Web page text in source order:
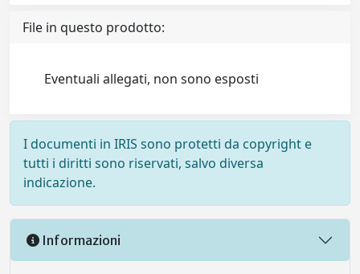
File in questo prodotto:
Eventuali allegati, non sono esposti
I documenti in IRIS sono protetti da copyright e
tutti i diritti sono riservati, salvo diversa
indicazione.
Informazioni